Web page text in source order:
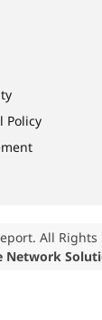
Policy
All Rights
Network